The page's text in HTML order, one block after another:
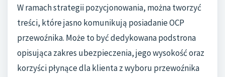
W ramach strategii pozycjonowania, można tworzyć
treści, które jasno komunikują posiadanie OCP
przewoźnika. Może to być dedykowana podstrona
opisująca zakres ubezpieczenia, jego wysokość oraz
korzyści płynące dla klienta z wyboru przewoźnika